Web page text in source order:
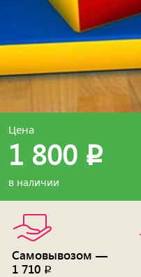
Цена
1 800 p
в наличии
Самовывозом —
1 710 p